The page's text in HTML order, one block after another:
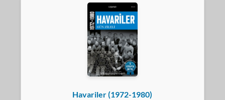
Havariler (1972-1980)